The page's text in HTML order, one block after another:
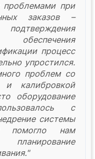
проблемами при
заказов –
процесс
упростился.
проблем со
и калибровкой
оборудование
с
системы
помогло нам